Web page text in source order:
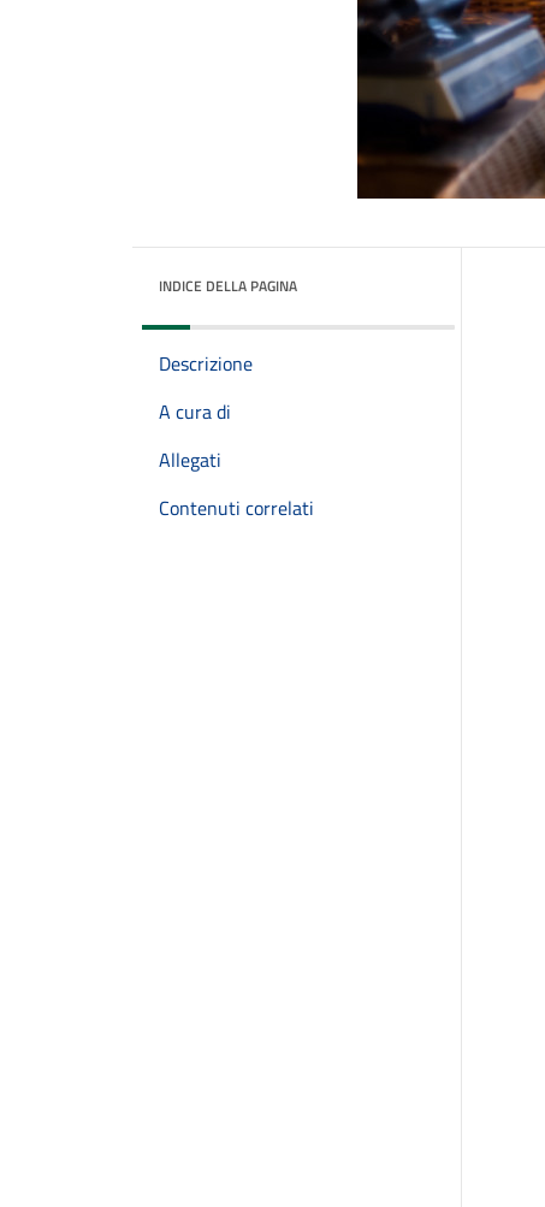
INDICE DELLA PAGINA
Descrizione
A cura di
Allegati
Contenuti correlati